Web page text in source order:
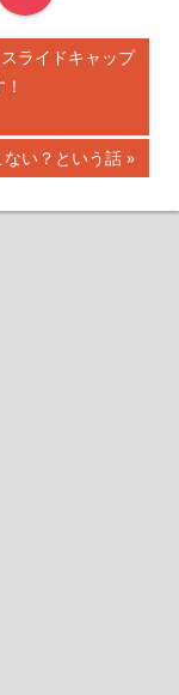
ライドキャップ
い？という話